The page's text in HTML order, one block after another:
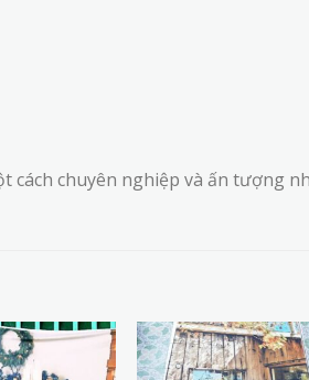
cách chuyên nghiệp và ấn tượng